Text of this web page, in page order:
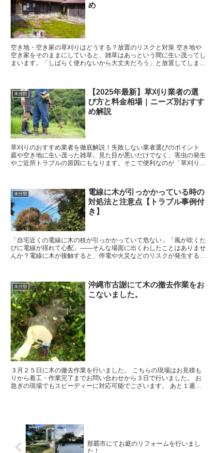
め
空き地・空き家の草刈りはどうする？放置のリスクと対策 空き地や
空き家をそのままにしていると、雑草はあっという間に生い茂ってし
まいます。「しばらく使わないから大丈夫だろう」と放置してしまう
未分類
【2025年最新】草刈り業者の選
び方と料金相場｜ニーズ別おすす
め解説
草刈りのおすすめ業者を徹底解説！失敗しない業者選びのポイント
庭や空き地に生い茂った雑草。見た目が悪いだけでなく、害虫の発生
やご近所トラブルの原因にもなります。そこで便利なのが「草刈り業
未分類
電線に木が引っかかっている時の
対処法と注意点【トラブル事例付
き】
「自宅近くの電線に木の枝が引っかかっていて危ない」「風が吹くた
びに電線が揺れて心配」——そんな場面に出くわしたことはありませ
んか？電線に木が接触すると、停電や火災などのリスクが発生する可
未分類
沖縄市古謝にて木の撤去作業をお
こないました。
３月２５日に木の撤去作業を行いました。 こちらの現場はお見積も
りから着工・作業完了までお問い合わせから３日で行いました。 お
急ぎの現場でもスピーディーに対応可能でございます。 あと１週間
那覇市にてお庭のリフォームを行いまし
た！